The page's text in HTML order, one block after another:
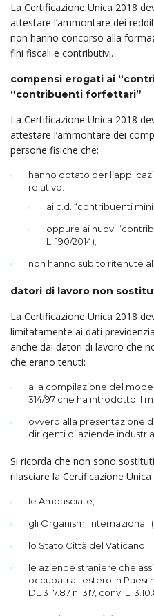
La Certificazione Unica 2018
attestare l’ammontare dei
non hanno concorso alla
fini fiscali e contributivi.
compensi erogati ai
“contribuenti forfettari”
La Certificazione Unica 2018
attestare l’ammontare dei
persone fisiche che:
hanno optato per
relativo:
ai c.d. “contribuenti
oppure ai nuovi
L. 190/2014);
non hanno subito ritenute
datori di lavoro non
La Certificazione Unica 2018
limitatamente ai dati
anche dai datori di lavoro che
che erano tenuti:
alla compilazione del
314/97 che ha introdotto il
ovvero alla presentazione
dirigenti di aziende
Si ricorda che non sono
rilasciare la Certificazione
le Ambasciate;
gli Organismi Internazionali
lo Stato Città del Vaticano;
le aziende straniere che
occupati all’estero in Paesi
DL 31.7.87 n. 317, conv. L.